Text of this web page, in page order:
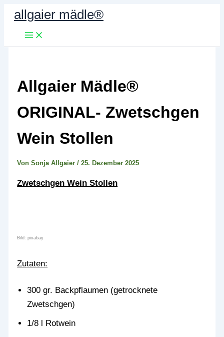
Zum
Inhalt
springen
allgaier mädle®
Allgaier Mädle®
ORIGINAL- Zwetschgen
Wein Stollen
VonSonja Allgaier/25. Dezember 2025
Zwetschgen Wein Stollen
Bild: pixabay
Zutaten:
300 gr. Backpflaumen (getrocknete
Zwetschgen)
1/8 l Rotwein